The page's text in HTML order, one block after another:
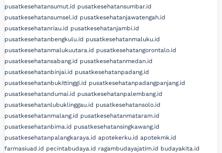
pusatkesehatansumut.id pusatkesehatansumbar.id
pusatkesehatansumsel.id pusatkesehatanjawatengah.id
pusatkesehatanriau.id pusatkesehatanjambi.id
pusatkesehatanbengkulu.id pusatkesehatanmaluku.id
pusatkesehatanmalukuutara.id pusatkesehatangorontalo.id
pusatkesehatansabang.id pusatkesehatanmedan.id
pusatkesehatanbinjai.id pusatkesehatanpadang.id
pusatkesehatanbukittinggi.id pusatkesehatanpadangpanjang.id
pusatkesehatandumai.id pusatkesehatanpalembang.id
pusatkesehatanlubuklinggau.id pusatkesehatansolo.id
pusatkesehatanmalang.id pusatkesehatanmataram.id
pusatkesehatanbima.id pusatkesehatansingkawang.id
pusatkesehatanpalangkaraya.id apotekerku.id apotekmk.id
farmasiuad.id pecintabudaya.id ragambudayajatim.id budayakita.id